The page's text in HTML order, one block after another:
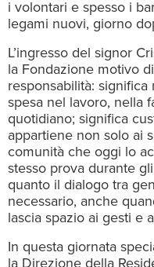
i volontari e spesso i
legami nuovi, giorno
L’ingresso del signor
la Fondazione motivo
responsabilità:
spesa nel lavoro, nella
quotidiano; significa
appartiene non solo ai
comunità che oggi lo
stesso prova durante
quanto il dialogo tra
necessario, anche
lascia spazio ai gesti e
In questa giornata
la Direzione della